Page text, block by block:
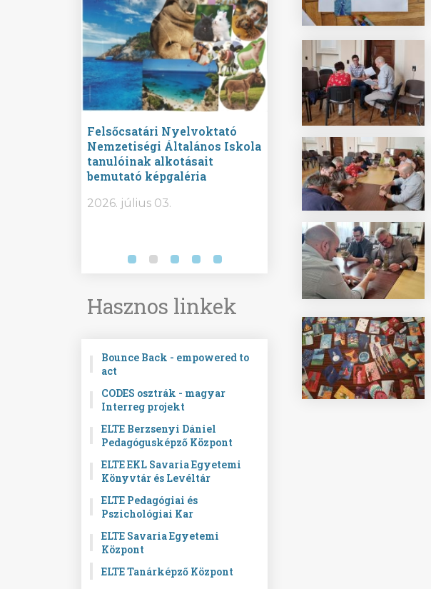
Felsőcsatári Nyelvoktató
Nemzetiségi Általános Iskola
tanulóinak alkotásait
bemutató képgaléria
2026. július 03.
Általános
Iskola diákjainak alkotásait
bemutató képgaléria
2026. július 03.
Hasznos linkek
Bounce Back - empowered to
act
CODES osztrák - magyar
Interreg projekt
ELTE Berzsenyi Dániel
Pedagógusképző Központ
ELTE EKL Savaria Egyetemi
Könyvtár és Levéltár
ELTE Pedagógiai és
Pszichológiai Kar
ELTE Savaria Egyetemi
Központ
ELTE Tanárképző Központ